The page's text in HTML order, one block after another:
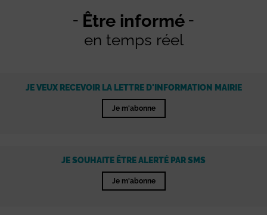
Être informé
en temps réel
JE VEUX RECEVOIR LA LETTRE D'INFORMATION MAIRIE
Je m'abonne
JE SOUHAITE ÊTRE ALERTÉ PAR SMS
Je m'abonne